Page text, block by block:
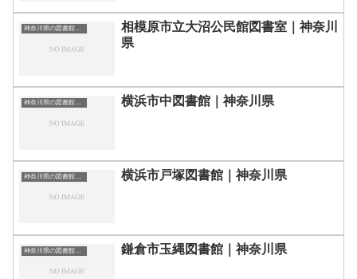
神奈川県の図書館｜勉強できる場所
相模原市立大沼公民館図書室｜神奈川
県
神奈川県の図書館｜勉強できる場所 横浜市中図書館｜神奈川県
神奈川県の図書館｜勉強できる場所 横浜市戸塚図書館｜神奈川県
神奈川県の図書館｜勉強できる場所 鎌倉市玉縄図書館｜神奈川県